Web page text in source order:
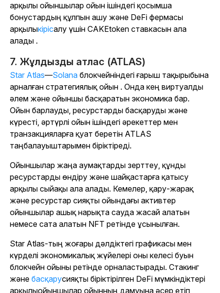
арқылы ойыншылар ойын ішіндегі қосымша
бонустардың құлпын ашу және DeFi фермасы
арқылыкірісалу үшін CAKEtoken ставкасын ала
алады .
7. Жұлдызды атлас (ATLAS)
Star Atlas—Solana блокчейніндегі ғарыш тақырыбына
арналған стратегиялық ойын . Онда кең виртуалды
әлем және ойыншы басқаратын экономика бар.
Ойын барлауды, ресурстарды басқаруды және
күресті, әртүрлі ойын ішіндегі әрекеттер мен
транзакцияларға қуат беретін ATLAS
таңбалауыштарымен біріктіреді.
Ойыншылар жаңа аумақтарды зерттеу, құнды
ресурстарды өндіру және шайқастарға қатысу
арқылы сыйақы ала алады. Кемелер, қару-жарақ
және ресурстар сияқты ойындағы активтер
ойыншылар ашық нарықта сауда жасай алатын
немесе сата алатын NFT ретінде ұсынылған.
Star Atlas-тың жоғары дәлдіктегі графикасы мен
күрделі экономикалық жүйелері оны келесі буын
блокчейн ойыны ретінде орналастырады. Стакинг
және басқарусияқты біріктірілген DeFi мүмкіндіктері
арқылыойыншылар ойынның дамуына әсер етіп,